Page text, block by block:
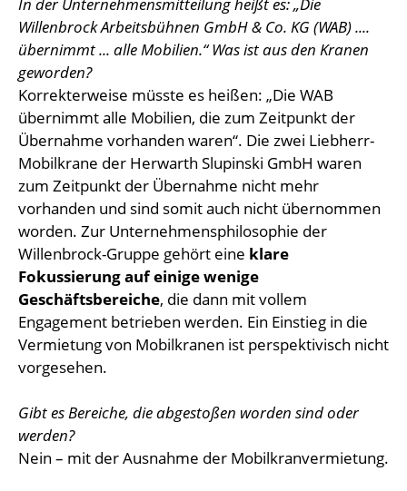
Willenbrock Arbeitsbühnen GmbH & Co. KG (WAB) ....
übernimmt ... alle Mobilien.“ Was ist aus den Kranen
geworden?
Korrekterweise müsste es heißen: „Die WAB
übernimmt alle Mobilien, die zum Zeitpunkt der
Übernahme vorhanden waren“. Die zwei Liebherr-
Mobilkrane der Herwarth Slupinski GmbH waren
zum Zeitpunkt der Übernahme nicht mehr
vorhanden und sind somit auch nicht übernommen
worden. Zur Unternehmensphilosophie der
Willenbrock-Gruppe gehört eine klare
Fokussierung auf einige wenige
Geschäftsbereiche, die dann mit vollem
Engagement betrieben werden. Ein Einstieg in die
Vermietung von Mobilkranen ist perspektivisch nicht
vorgesehen.
Gibt es Bereiche, die abgestoßen worden sind oder
werden?
Nein – mit der Ausnahme der Mobilkranvermietung.